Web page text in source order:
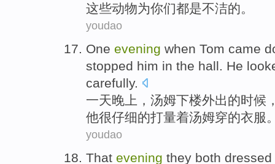
这些动物为你们都是不洁的。
youdao
One evening when Tom came
stopped him in the hall. He
carefully.
一天晚上 ， 汤姆下楼外出的时候
他很仔细的打量着汤姆穿的衣服
youdao
That evening they both dressed